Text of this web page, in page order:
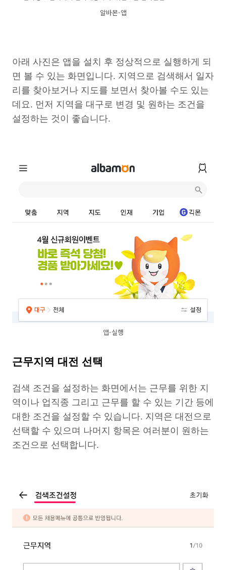
알바몬-앱
아래 사진은 앱을 설치 후 정상적으로 실행하게 되
면 볼 수 있는 화면입니다. 지역으로 검색해서 일자
리를 찾아보거나 지도를 보면서 찾아볼 수도 있는
데요. 먼저 지역을 대구로 변경 및 원하는 조건을
설정하는 것이 좋습니다.
앱-실행
근무지역 대전 선택
검색 조건을 설정하는 화면에서는 근무를 위한 지
역이나 업직종 그리고 근무를 할 수 있는 기간 등에
대한 조건을 설정할 수 있습니다. 지역은 대전으로
선택할 수 있으며 나머지 항목은 여러분이 원하는
조건으로 선택합니다.